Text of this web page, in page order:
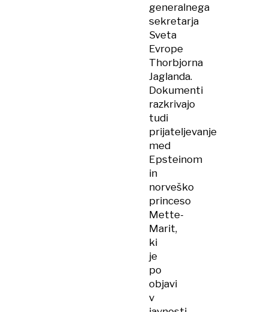
generalnega
sekretarja
Sveta
Evrope
Thorbjorna
Jaglanda.
Dokumenti
razkrivajo
tudi
prijateljevanje
med
Epsteinom
in
norveško
princeso
Mette-
Marit,
ki
je
po
objavi
v